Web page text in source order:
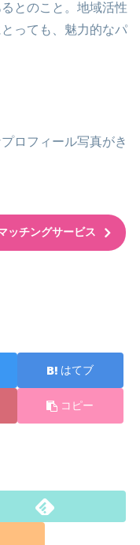
とのこと。地域活性
っても、魅力的なパ
ロフィール写真がき
ッチングサービス
はてブ
コピー